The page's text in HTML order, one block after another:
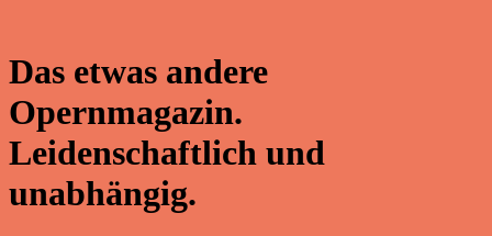
Das etwas andere
Opernmagazin.
Leidenschaftlich und
unabhängig.